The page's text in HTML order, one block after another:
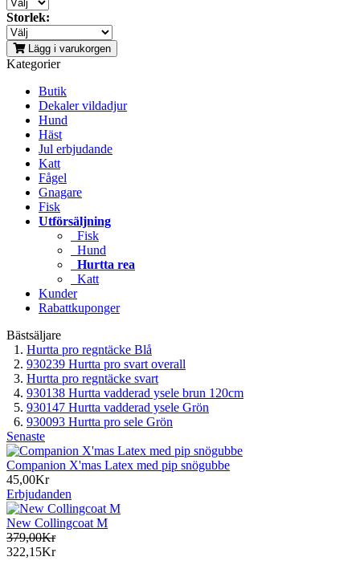
Storlek:
Lägg i varukorgen
Kategorier
Butik
Dekaler vildadjur
Hund
Häst
Jul erbjudande
Katt
Fågel
Gnagare
Fisk
Utförsäljning
Fisk
Hund
Hurtta rea
Katt
Kunder
Rabattkuponger
Bästsäljare
Hurtta pro regntäcke Blå
930239 Hurtta pro svart overall
Hurtta pro regntäcke svart
930138 Hurtta vadderad ysele brun 120cm
930147 Hurtta vadderad ysele Grön
930093 Hurtta pro sele Grön
Senaste
Companion X'mas Latex med pip snögubbe
45,00Kr
Erbjudanden
New Collingcoat M
379,00Kr
322,15Kr